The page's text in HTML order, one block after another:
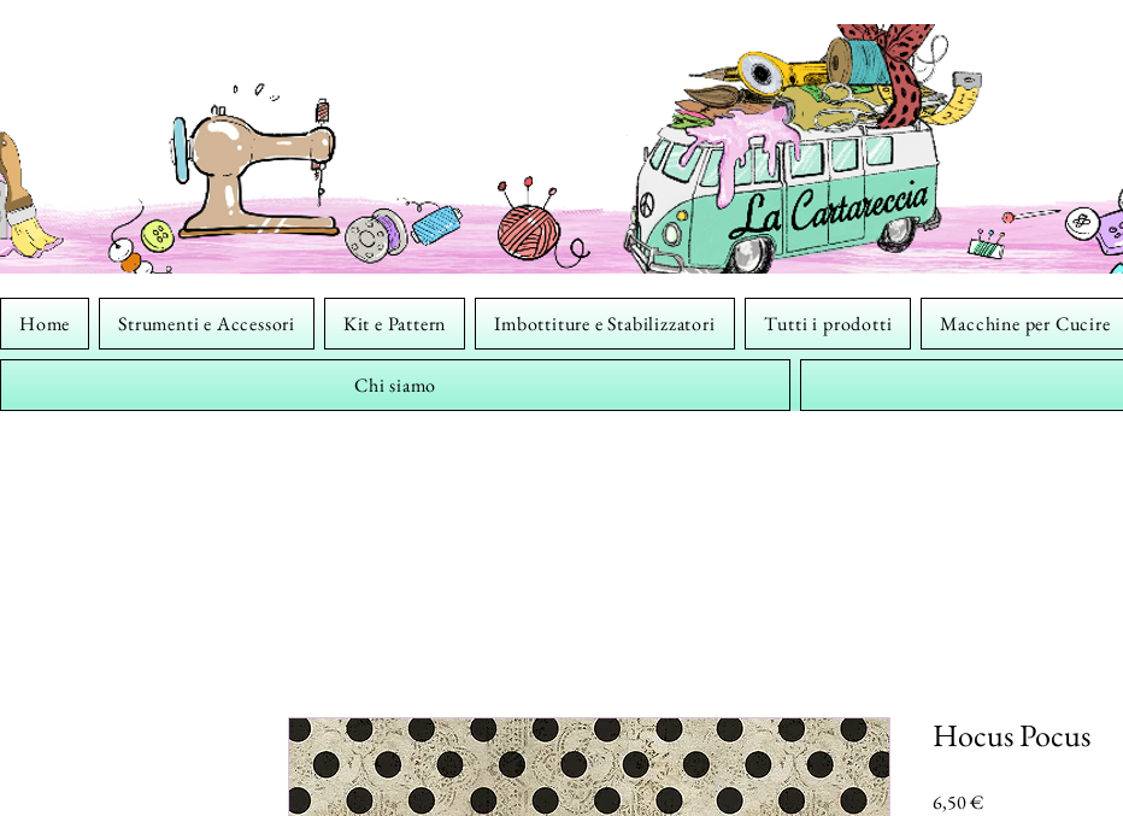
Home Strumenti e Accessori Kit e Pattern Imbottiture e Stabilizzatori Tutti i prodotti Macchine per Cucire
Chi siamo
Hocus Pocus
6,50 €Prezzo